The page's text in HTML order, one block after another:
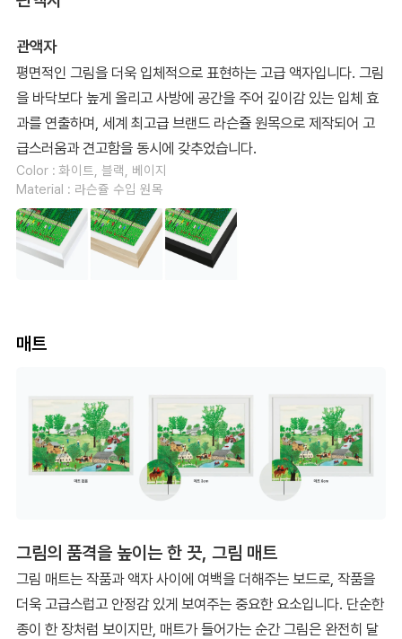
관액자
평면적인 그림을 더욱 입체적으로 표현하는 고급 액자입니다. 그림
을 바닥보다 높게 올리고 사방에 공간을 주어 깊이감 있는 입체 효
과를 연출하며, 세계 최고급 브랜드 라슨쥴 원목으로 제작되어 고
급스러움과 견고함을 동시에 갖추었습니다.
Color : 화이트, 블랙, 베이지
Material : 라슨쥴 수입 원목
매트
그림의 품격을 높이는 한 끗, 그림 매트
그림 매트는 작품과 액자 사이에 여백을 더해주는 보드로, 작품을
더욱 고급스럽고 안정감 있게 보여주는 중요한 요소입니다. 단순한
종이 한 장처럼 보이지만, 매트가 들어가는 순간 그림은 완전히 달